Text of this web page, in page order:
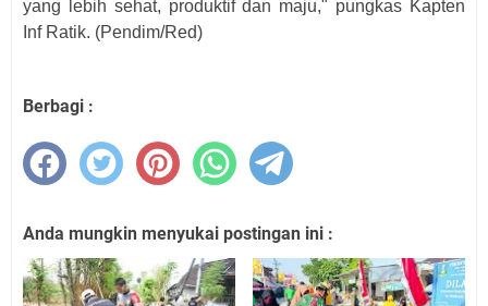
yang lebih sehat, produktif dan maju," pungkas Kapten
Inf Ratik. (Pendim/Red)
Berbagi :
Anda mungkin menyukai postingan ini :